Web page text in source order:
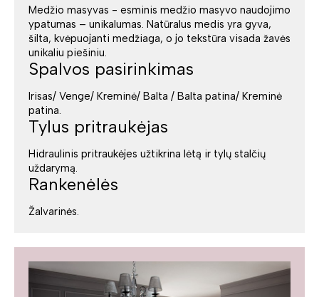
Medžio masyvas - esminis medžio masyvo naudojimo
ypatumas – unikalumas. Natūralus medis yra gyva,
šilta, kvėpuojanti medžiaga, o jo tekstūra visada žavės
unikaliu piešiniu.
Spalvos pasirinkimas
Irisas/ Venge/ Kreminė/ Balta / Balta patina/ Kreminė
patina.
Tylus pritraukėjas
Hidraulinis pritraukėjes užtikrina lėtą ir tylų stalčių
uždarymą.
Rankenėlės
Žalvarinės.